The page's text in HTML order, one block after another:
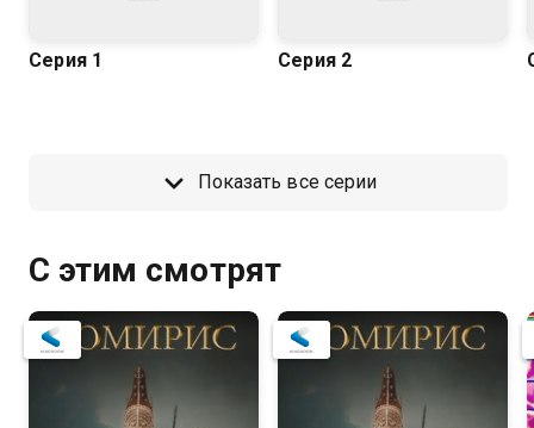
Серия 1 Серия 2
Показать все серии
С этим смотрят